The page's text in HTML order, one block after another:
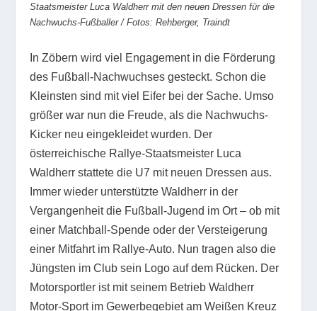
Staatsmeister Luca Waldherr mit den neuen Dressen für die
Nachwuchs-Fußballer / Fotos: Rehberger, Traindt
In Zöbern wird viel Engagement in die Förderung
des Fußball-Nachwuchses gesteckt. Schon die
Kleinsten sind mit viel Eifer bei der Sache. Umso
größer war nun die Freude, als die Nachwuchs-
Kicker neu eingekleidet wurden. Der
österreichische Rallye-Staatsmeister Luca
Waldherr stattete die U7 mit neuen Dressen aus.
Immer wieder unterstützte Waldherr in der
Vergangenheit die Fußball-Jugend im Ort – ob mit
einer Matchball-Spende oder der Versteigerung
einer Mitfahrt im Rallye-Auto. Nun tragen also die
Jüngsten im Club sein Logo auf dem Rücken. Der
Motorsportler ist mit seinem Betrieb Waldherr
Motor-Sport im Gewerbegebiet am Weißen Kreuz